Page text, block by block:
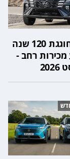
כלמוביל חוגגת 120 שנה
רחב -